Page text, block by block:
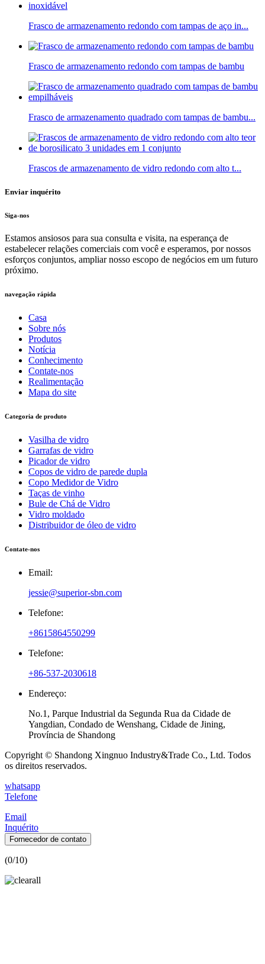
Frasco de armazenamento redondo com tampas de aço in...
Frasco de armazenamento redondo com tampas de bambu
Frasco de armazenamento quadrado com tampas de bambu...
Frascos de armazenamento de vidro redondo com alto t...
Enviar inquérito
Siga-nos
Estamos ansiosos para sua consulta e visita, na esperança de
estabelecer relações comerciais com você e esperamos, por nossos
esforços conjuntos, ampliar nosso escopo de negócios em um futuro
próximo.
navegação rápida
Casa
Sobre nós
Produtos
Notícia
Conhecimento
Contate-nos
Realimentação
Mapa do site
Categoria de produto
Vasilha de vidro
Garrafas de vidro
Picador de vidro
Copos de vidro de parede dupla
Copo Medidor de Vidro
Taças de vinho
Bule de Chá de Vidro
Vidro moldado
Distribuidor de óleo de vidro
Contate-nos
Email:
jessie@superior-sbn.com
Telefone:
+8615864550299
Telefone:
+86-537-2030618
Endereço:
No.1, Parque Industrial da Segunda Rua da Cidade de
Yangdian, Condado de Wenshang, Cidade de Jining,
Província de Shandong
Copyright © Shandong Xingnuo Industry&Trade Co., Ltd. Todos
os direitos reservados.
whatsapp
Telefone
Email
Inquérito
Fornecedor de contato
(0/10)